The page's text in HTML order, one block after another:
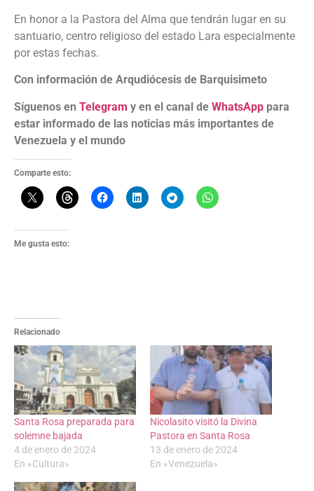
En honor a la Pastora del Alma que tendrán lugar en su
santuario, centro religioso del estado Lara especialmente
por estas fechas.
Con información de Arqudiócesis de Barquisimeto
Síguenos en Telegram y en el canal de WhatsApp para
estar informado de las noticias más importantes de
Venezuela y el mundo
Comparte esto:
Me gusta esto:
Relacionado
Santa Rosa preparada para
solemne bajada
4 de enero de 2024
En «Cultura»
Nicolasito visitó la Divina
Pastora en Santa Rosa
13 de enero de 2024
En «Venezuela»